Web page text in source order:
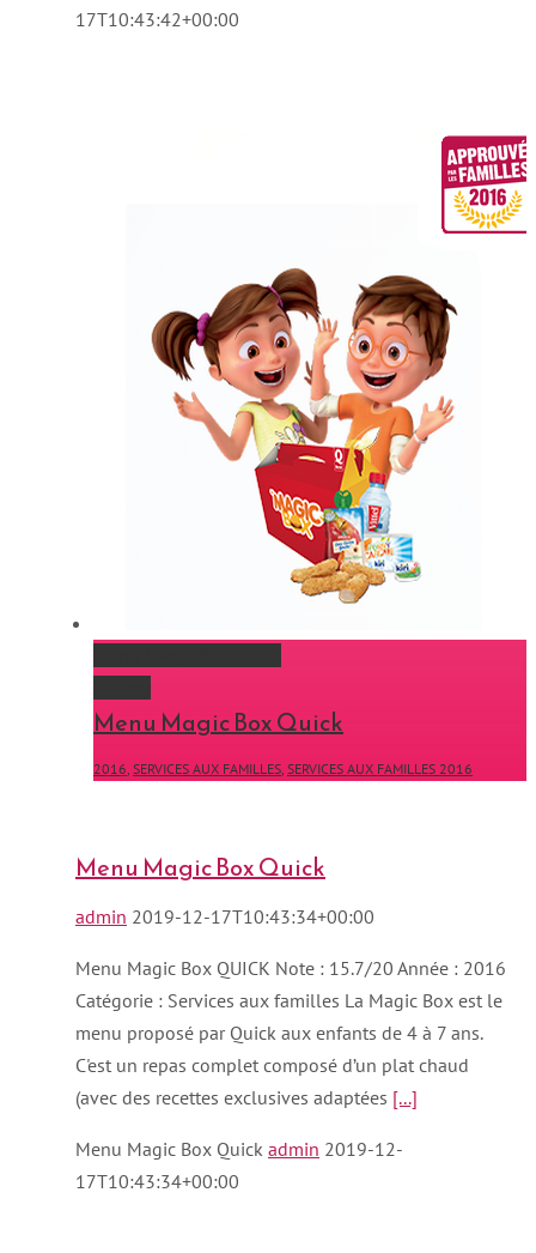
17T10:43:42+00:00
Menu Magic Box Quick
2016 SERVICES AUX FAMILLES SERVICES AUX FAMILLES 2016
Menu Magic Box Quick
admin 2019-12-17T10:43:34+00:00
Menu Magic Box QUICK Note : 15.7/20 Année : 2016
Catégorie : Services aux familles La Magic Box est le
menu proposé par Quick aux enfants de 4 à 7 ans.
C'est un repas complet composé d’un plat chaud
(avec des recettes exclusives adaptées [...]
Menu Magic Box Quick admin 2019-12-
17T10:43:34+00:00